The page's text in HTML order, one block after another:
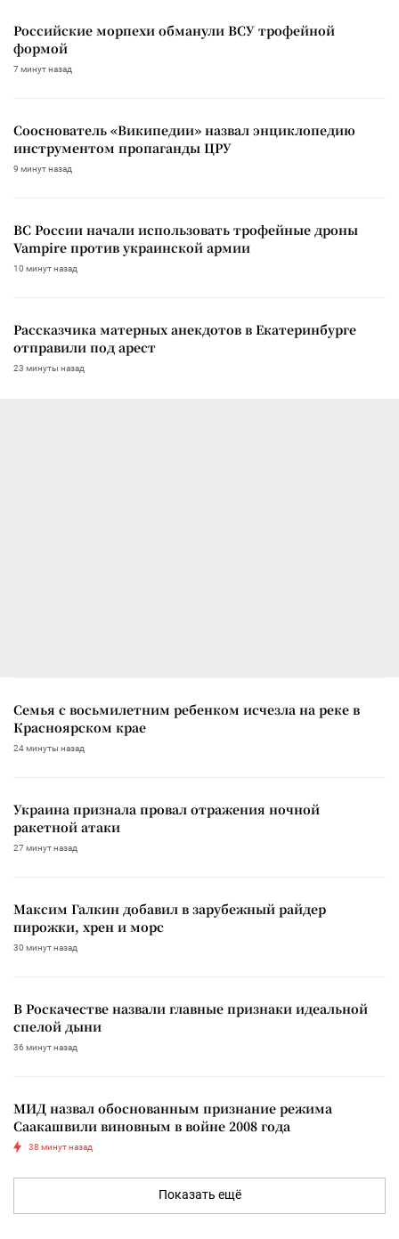
Российские морпехи обманули ВСУ трофейной
формой
7 минут назад
Сооснователь «Википедии» назвал энциклопедию
инструментом пропаганды ЦРУ
9 минут назад
ВС России начали использовать трофейные дроны
Vampire против украинской армии
10 минут назад
Рассказчика матерных анекдотов в Екатеринбурге
отправили под арест
23 минуты назад
Семья с восьмилетним ребенком исчезла на реке в
Красноярском крае
24 минуты назад
Украина признала провал отражения ночной
ракетной атаки
27 минут назад
Максим Галкин добавил в зарубежный райдер
пирожки, хрен и морс
30 минут назад
В Роскачестве назвали главные признаки идеальной
спелой дыни
36 минут назад
МИД назвал обоснованным признание режима
Саакашвили виновным в войне 2008 года
38 минут назад
Показать ещё